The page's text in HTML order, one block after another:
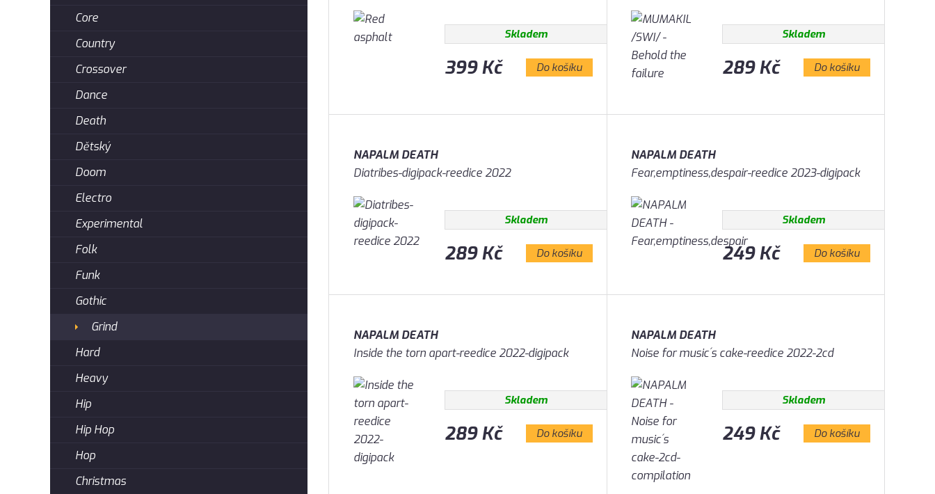
Core
Country
Crossover
Dance
Death
Dětský
Doom
Electro
Experimental
Folk
Funk
Gothic
Grind
Hard
Heavy
Hip
Hip Hop
Hop
Christmas
Skladem
399 Kč Do košíku
Skladem
289 Kč Do košíku
NAPALM DEATH
Diatribes-digipack-reedice 2022
Skladem
289 Kč Do košíku
NAPALM DEATH
Fear,emptiness,despair-reedice 2023-digipack
Skladem
249 Kč Do košíku
NAPALM DEATH
Inside the torn apart-reedice 2022-digipack
Skladem
289 Kč Do košíku
NAPALM DEATH
Noise for music´s cake-reedice 2022-2cd
Skladem
249 Kč Do košíku